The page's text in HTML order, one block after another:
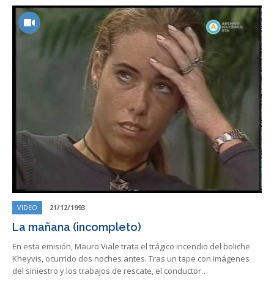
VIDEO 21/12/1993
La mañana (incompleto)
En esta emisión, Mauro Viale trata el trágico incendio del boliche
Kheyvis, ocurrido dos noches antes. Tras un tape con imágenes
del siniestro y los trabajos de rescate, el conductor…